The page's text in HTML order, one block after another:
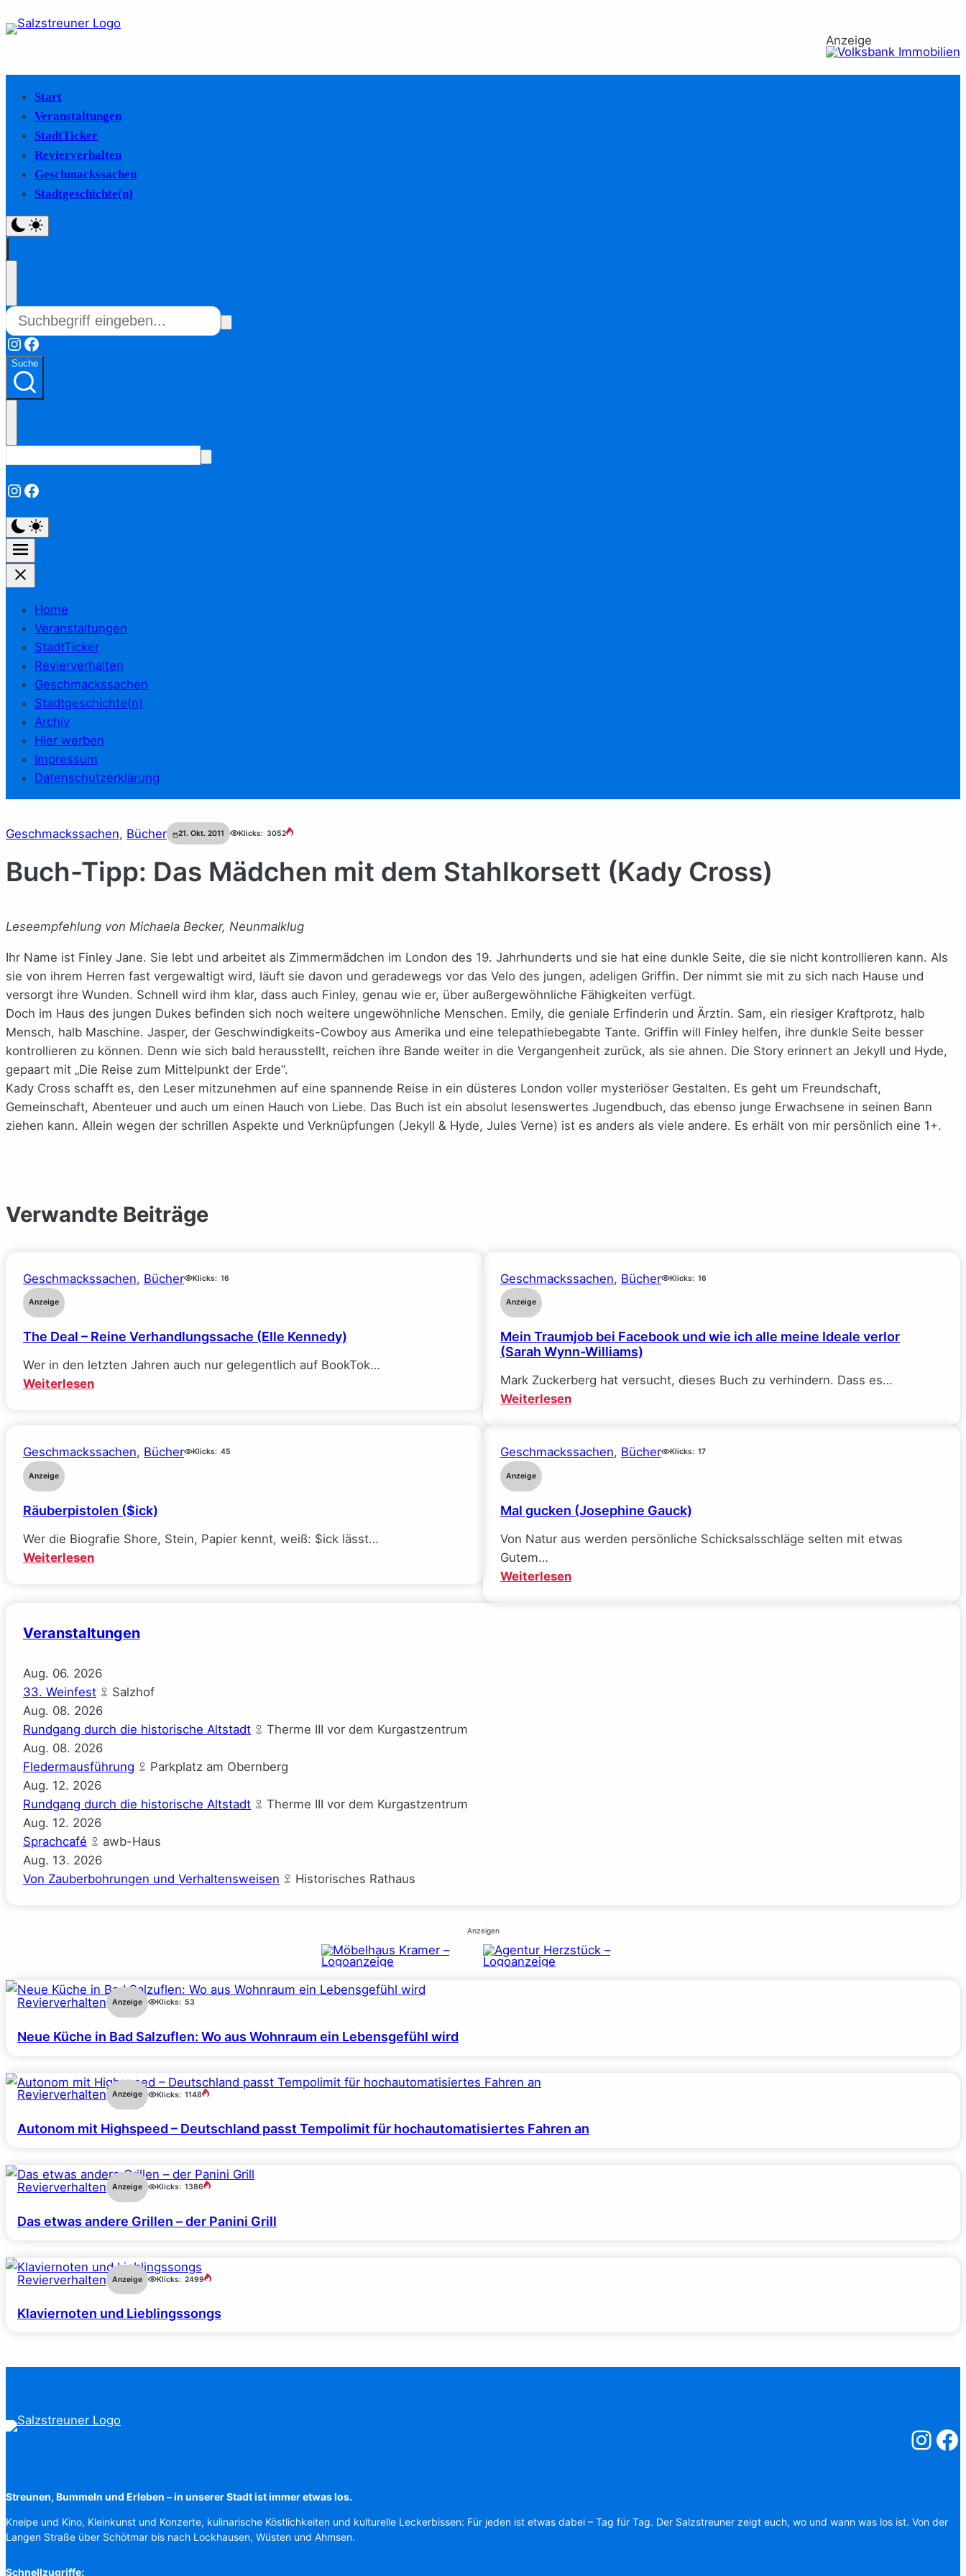
Anzeige
Start
Veranstaltungen
StadtTicker
Revierverhalten
Geschmackssachen
Stadtgeschichte(n)
Instagram
Facebook
Suche
Instagram
Facebook
Home
Veranstaltungen
StadtTicker
Revierverhalten
Geschmackssachen
Stadtgeschichte(n)
Archiv
Hier werben
Impressum
Datenschutzerklärung
Geschmackssachen, Bücher 21. Okt. 2011 Klicks: 3052
Buch-Tipp: Das Mädchen mit dem Stahlkorsett (Kady Cross)
Leseempfehlung von Michaela Becker, Neunmalklug
Ihr Name ist Finley Jane. Sie lebt und arbeitet als Zimmermädchen im London des 19. Jahrhunderts und sie hat eine dunkle Seite, die sie nicht kontrollieren kann. Als
sie von ihrem Herren fast vergewaltigt wird, läuft sie davon und geradewegs vor das Velo des jungen, adeligen Griffin. Der nimmt sie mit zu sich nach Hause und
versorgt ihre Wunden. Schnell wird ihm klar, dass auch Finley, genau wie er, über außergewöhnliche Fähigkeiten verfügt.
Doch im Haus des jungen Dukes befinden sich noch weitere ungewöhnliche Menschen. Emily, die geniale Erfinderin und Ärztin. Sam, ein riesiger Kraftprotz, halb
Mensch, halb Maschine. Jasper, der Geschwindigkeits-Cowboy aus Amerika und eine telepathiebegabte Tante. Griffin will Finley helfen, ihre dunkle Seite besser
kontrollieren zu können. Denn wie sich bald herausstellt, reichen ihre Bande weiter in die Vergangenheit zurück, als sie ahnen. Die Story erinnert an Jekyll und Hyde,
gepaart mit „Die Reise zum Mittelpunkt der Erde“.
Kady Cross schafft es, den Leser mitzunehmen auf eine spannende Reise in ein düsteres London voller mysteriöser Gestalten. Es geht um Freundschaft,
Gemeinschaft, Abenteuer und auch um einen Hauch von Liebe. Das Buch ist ein absolut lesenswertes Jugendbuch, das ebenso junge Erwachsene in seinen Bann
ziehen kann. Allein wegen der schrillen Aspekte und Verknüpfungen (Jekyll & Hyde, Jules Verne) ist es anders als viele andere. Es erhält von mir persönlich eine 1+.
Verwandte Beiträge
Geschmackssachen, Bücher Klicks: 16
Anzeige
The Deal – Reine Verhandlungssache (Elle Kennedy)
Wer in den letzten Jahren auch nur gelegentlich auf BookTok…
Weiterlesen:
Reine
Kennedy)
Geschmackssachen, Bücher Klicks: 16
Anzeige
Mein Traumjob bei Facebook und wie ich alle meine Ideale verlor
(Sarah Wynn-Williams)
Mark Zuckerberg hat versucht, dieses Buch zu verhindern. Dass es…
Weiterlesen:
bei
wie
alle
Ideale
Geschmackssachen, Bücher Klicks: 45
Anzeige
Räuberpistolen ($ick)
Wer die Biografie Shore, Stein, Papier kennt, weiß: $ick lässt…
Weiterlesen:
Geschmackssachen, Bücher Klicks: 17
Anzeige
Mal gucken (Josephine Gauck)
Von Natur aus werden persönliche Schicksalsschläge selten mit etwas
Gutem…
Weiterlesen:
Veranstaltungen
Aug. 06. 2026
33. Weinfest
Salzhof
Aug. 08. 2026
Rundgang durch die historische Altstadt
Therme III vor dem Kurgastzentrum
Aug. 08. 2026
Fledermausführung
Parkplatz am Obernberg
Aug. 12. 2026
Rundgang durch die historische Altstadt
Therme III vor dem Kurgastzentrum
Aug. 12. 2026
Sprachcafé
awb-Haus
Aug. 13. 2026
Von Zauberbohrungen und Verhaltensweisen
Historisches Rathaus
Anzeigen
Revierverhalten Anzeige Klicks: 53
Neue Küche in Bad Salzuflen: Wo aus Wohnraum ein Lebensgefühl wird
Revierverhalten Anzeige Klicks: 1148
Autonom mit Highspeed – Deutschland passt Tempolimit für hochautomatisiertes Fahren an
Revierverhalten Anzeige Klicks: 1386
Das etwas andere Grillen – der Panini Grill
Revierverhalten Anzeige Klicks: 2499
Klaviernoten und Lieblingssongs
Streunen, Bummeln und Erleben – in unserer Stadt ist immer etwas los.
Kneipe und Kino, Kleinkunst und Konzerte, kulinarische Köstlichkeiten und kulturelle Leckerbissen: Für jeden ist etwas dabei – Tag für Tag. Der Salzstreuner zeigt euch, wo und wann was los ist. Von der
Langen Straße über Schötmar bis nach Lockhausen, Wüsten und Ahmsen.
Schnellzugriffe: